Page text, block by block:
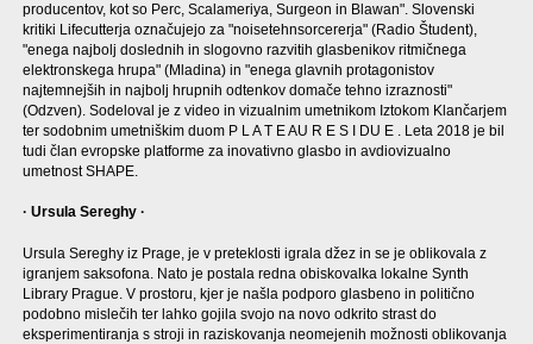
producentov, kot so Perc, Scalameriya, Surgeon in Blawan". Slovenski
kritiki Lifecutterja označujejo za "noisetehnsorcererja" (Radio Študent),
"enega najbolj doslednih in slogovno razvitih glasbenikov ritmičnega
elektronskega hrupa" (Mladina) in "enega glavnih protagonistov
najtemnejših in najbolj hrupnih odtenkov domače tehno izraznosti"
(Odzven). Sodeloval je z video in vizualnim umetnikom Iztokom Klančarjem
ter sodobnim umetniškim duom P L A T E AU R E S I DU E . Leta 2018 je bil
tudi član evropske platforme za inovativno glasbo in avdiovizualno
umetnost SHAPE.
· Ursula Sereghy ·
Ursula Sereghy iz Prage, je v preteklosti igrala džez in se je oblikovala z
igranjem saksofona. Nato je postala redna obiskovalka lokalne Synth
Library Prague. V prostoru, kjer je našla podporo glasbeno in politično
podobno mislečih ter lahko gojila svojo na novo odkrito strast do
eksperimentiranja s stroji in raziskovanja neomejenih možnosti oblikovanja